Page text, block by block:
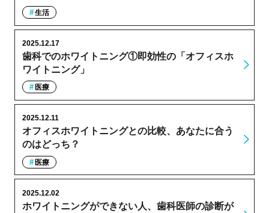
生活
歯科でのホワイトニング①即効性の「オフィスホ
ワイトニング」
2025.12.17
医療
オフィスホワイトニングとの比較、あなたに合う
のはどっち？
2025.12.11
医療
ホワイトニングができない人、歯科医師の診断が
2025.12.02